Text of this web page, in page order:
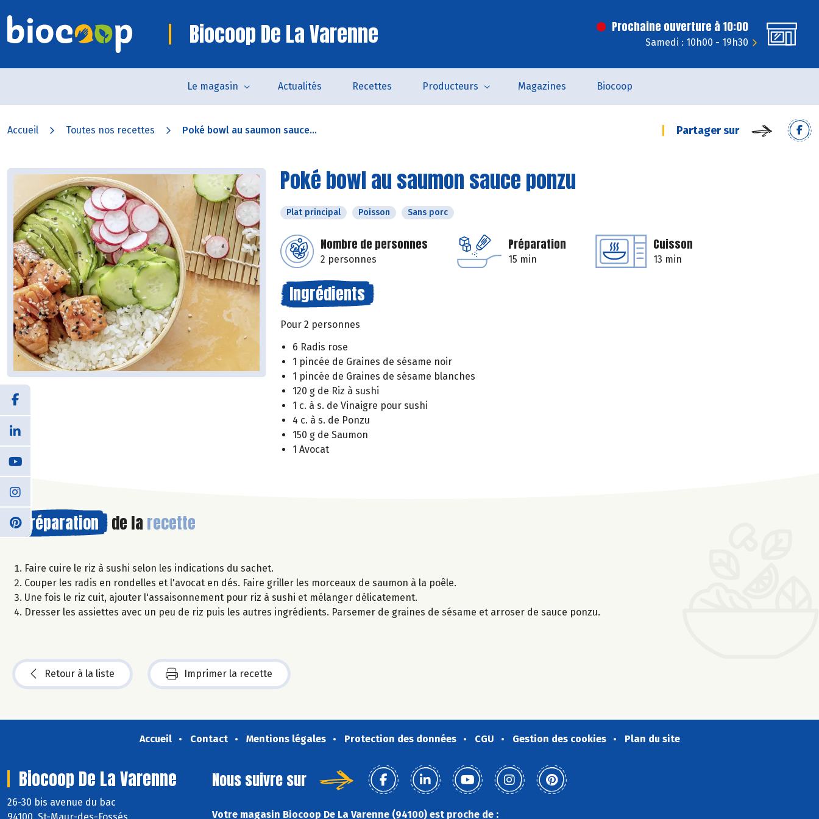
Biocoop De La Varenne Prochaine ouverture à 10:00
Samedi : 10h00 - 19h30
Le magasin Actualités Recettes Producteurs Magazines Biocoop
Accueil Toutes nos recettes Poké bowl au saumon sauce... Partager sur
Poké bowl au saumon sauce ponzu
Plat principal Poisson Sans porc
Nombre de personnes
2 personnes
Préparation
15 min
Cuisson
13 min
Ingrédients
Pour 2 personnes
6 Radis rose
1 pincée de Graines de sésame noir
1 pincée de Graines de sésame blanches
120 g de Riz à sushi
1 c. à s. de Vinaigre pour sushi
4 c. à s. de Ponzu
150 g de Saumon
1 Avocat
Préparation de la recette
Faire cuire le riz à sushi selon les indications du sachet.
Couper les radis en rondelles et l'avocat en dés. Faire griller les morceaux de saumon à la poêle.
Une fois le riz cuit, ajouter l'assaisonnement pour riz à sushi et mélanger délicatement.
Dresser les assiettes avec un peu de riz puis les autres ingrédients. Parsemer de graines de sésame et arroser de sauce ponzu.
Retour à la liste Imprimer la recette
Accueil Contact Mentions légales Protection des données CGU Gestion des cookies Plan du site
Biocoop De La Varenne
26-30 bis avenue du bac
94100 St-Maur-des-Fossés
Nous suivre sur
Votre magasin Biocoop De La Varenne (94100) est proche de :